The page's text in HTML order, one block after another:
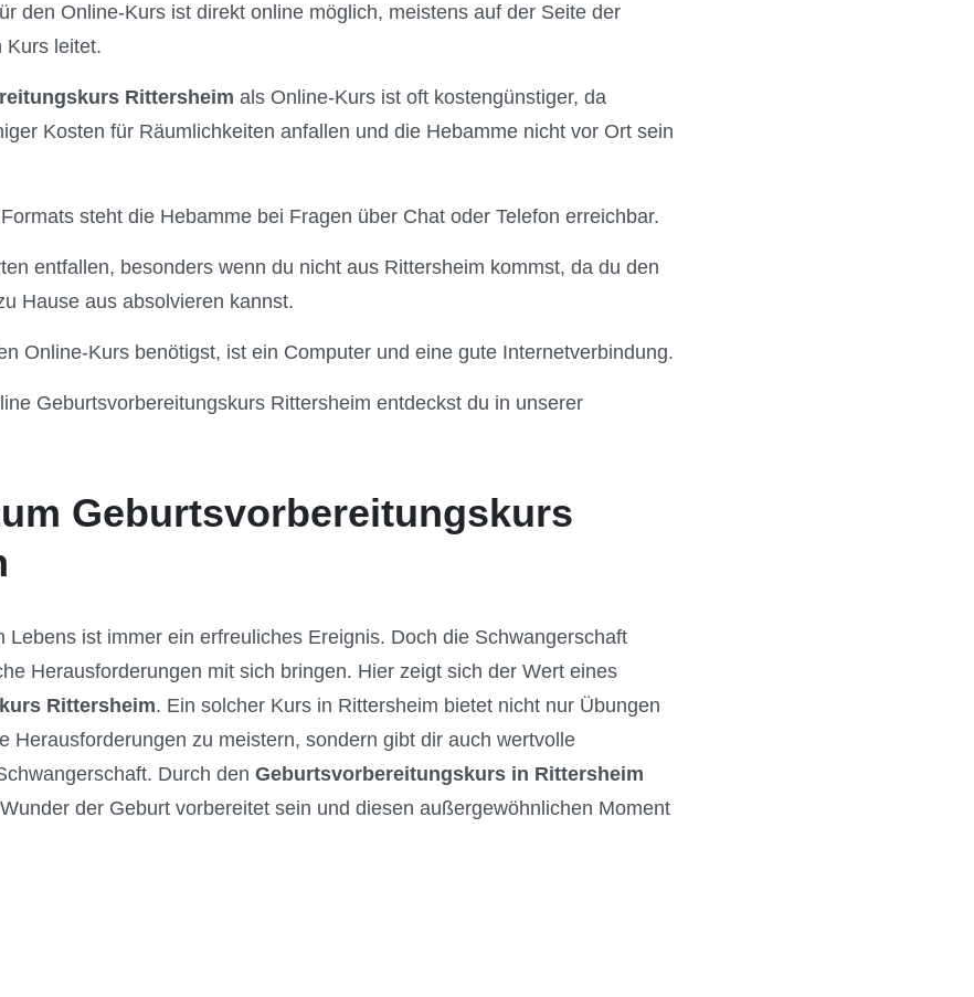
den Online-Kurs ist direkt online möglich, meistens auf der Seite der
Kurs leitet.
Rittersheim als Online-Kurs ist oft kostengünstiger, da
Kosten für Räumlichkeiten anfallen und die Hebamme nicht vor Ort sein
steht die Hebamme bei Fragen über Chat oder Telefon erreichbar.
entfallen, besonders wenn du nicht aus Rittersheim kommst, da du den
Hause aus absolvieren kannst.
Online-Kurs benötigst, ist ein Computer und eine gute Internetverbindung.
Geburtsvorbereitungskurs Rittersheim entdeckst du in unserer
Geburtsvorbereitungskurs
Lebens ist immer ein erfreuliches Ereignis. Doch die Schwangerschaft
Herausforderungen mit sich bringen. Hier zeigt sich der Wert eines
Rittersheim. Ein solcher Kurs in Rittersheim bietet nicht nur Übungen
Herausforderungen zu meistern, sondern gibt dir auch wertvolle
Durch den Geburtsvorbereitungskurs in Rittersheim
der Geburt vorbereitet sein und diesen außergewöhnlichen Moment